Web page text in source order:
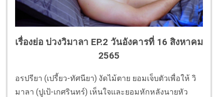
เรื่องย่อ บ่วงวิมาลา EP.2 วันอังคารที่ 16 สิงหาคม
2565
อรปรียา (เปรี้ยว-ทัศนียา) งัดไม้ตาย ยอมเจ็บตัวเพื่อให้ วิ
มาลา (ปูเป้-เกศรินทร์) เห็นใจและยอมหักหลังนายหัว